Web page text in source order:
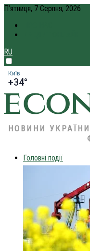
П’ятниця, 7 Серпня, 2026
RU
Київ
+34°
НОВИНИ
Головні події